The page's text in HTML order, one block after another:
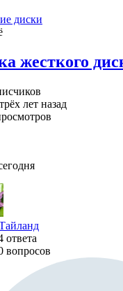
диски
жесткого
лет назад
ответа
вопросов